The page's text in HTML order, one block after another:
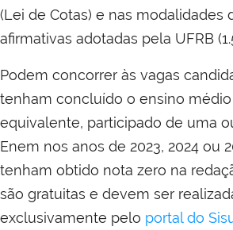
(Lei de Cotas) e nas modalidades
afirmativas adotadas pela UFRB
Podem concorrer às vagas
tenham concluído o ensino
equivalente, participado de uma
Enem nos anos de 2023, 2024 ou
tenham obtido nota zero na
são gratuitas e devem ser
exclusivamente pelo portal do